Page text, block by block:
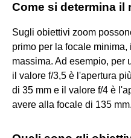
Come si determina il
Sugli obiettivi zoom
primo per la focale
massima. Ad esempio, per
il valore f/3,5 è l'apertura
di 35 mm e il valore f/4 è
avere alla focale di 135 mm.